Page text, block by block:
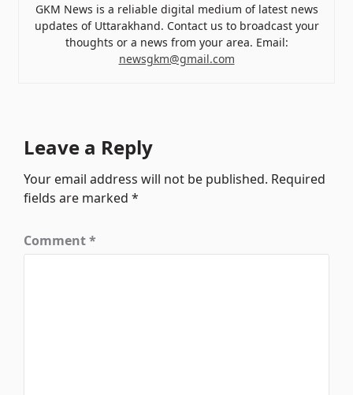
GKM News is a reliable digital medium of latest news
updates of Uttarakhand. Contact us to broadcast your
thoughts or a news from your area. Email:
newsgkm@gmail.com
Leave a Reply
Your email address will not be published. Required
fields are marked*
Comment*